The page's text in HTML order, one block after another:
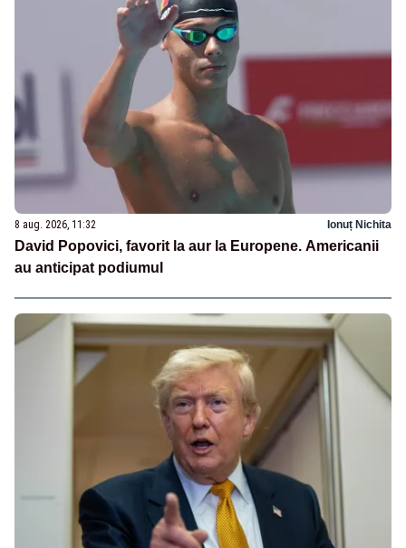
8 aug. 2026, 11:32 Ionuț Nichita
David Popovici, favorit la aur la Europene. Americanii
au anticipat podiumul